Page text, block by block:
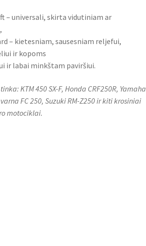
– universali, skirta vidutiniam ar
– kietesniam, sausesniam reljefui,
ir kopoms
ir labai minkštam paviršiui.
KTM 450 SX-F, Honda CRF250R, Yamaha
FC 250, Suzuki RM-Z250 ir kiti krosiniai
motociklai.